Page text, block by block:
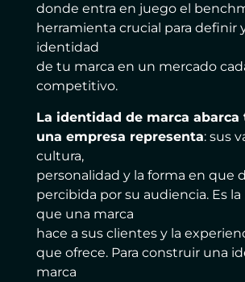
donde entra en juego el
herramienta crucial para definir
identidad
de tu marca en un mercado
competitivo.
La identidad de marca abarca
una empresa representa: sus
cultura,
personalidad y la forma en que
percibida por su audiencia. Es
que una marca
hace a sus clientes y la
que ofrece. Para construir una
marca